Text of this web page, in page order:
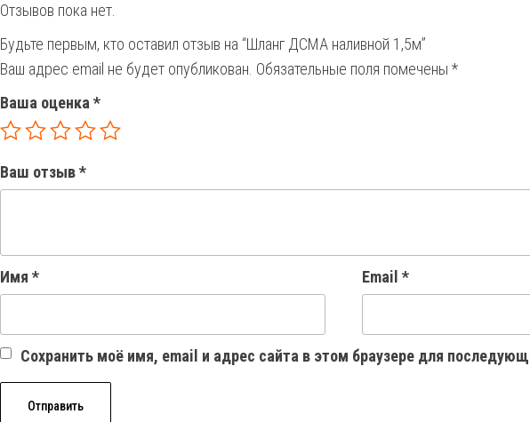
Отзывов пока нет.
Будьте первым, кто оставил отзыв на “Шланг ДСМА наливной 1,5м”
Ваш адрес email не будет опубликован. Обязательные поля помечены *
Ваша оценка *
Ваш отзыв*
Имя * Email *
Сохранить моё имя, email и адрес сайта в этом браузере для